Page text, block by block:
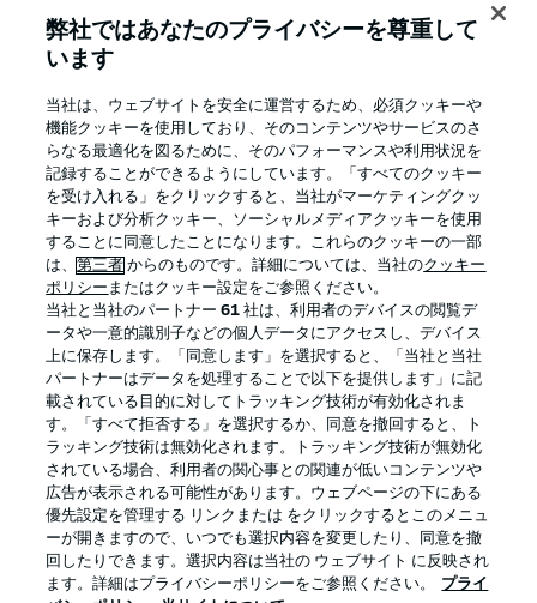
Official Partners
プライバシー・ポリシー 優先設定を管理する
利用条件 放送局
求人 選手
弊社ではあなたのプライバシーを尊重して
います
当社は、ウェブサイトを安全に運営するため、必須クッキーや
機能クッキーを使用しており、そのコンテンツやサービスのさ
らなる最適化を図るために、そのパフォーマンスや利用状況を
記録することができるようにしています。「すべてのクッキー
を受け入れる」をクリックすると、当社がマーケティングクッ
キーおよび分析クッキー、ソーシャルメディアクッキーを使用
することに同意したことになります。これらのクッキーの一部
は、第三者 からのものです。詳細については、当社のクッキー
ポリシー またはクッキー設定をご参照ください。
当社と当社のパートナー61 社は、利用者のデバイスの閲覧デ
ータや一意的識別子などの個人データにアクセスし、デバイス
上に保存します。「同意します」を選択すると、「当社と当社
パートナーはデータを処理することで以下を提供します」に記
載されている目的に対してトラッキング技術が有効化されま
す。「すべて拒否する」を選択するか、同意を撤回すると、ト
ラッキング技術は無効化されます。トラッキング技術が無効化
されている場合、利用者の関心事との関連が低いコンテンツや
広告が表示される可能性があります。ウェブページの下にある
優先設定を管理する リンクまたは をクリックするとこのメニュ
ーが開きますので、いつでも選択内容を変更したり、同意を撤
回したりできます。選択内容は当社の ウェブサイト に反映され
ます。詳細はプライバシーポリシーをご参照ください。
プライ